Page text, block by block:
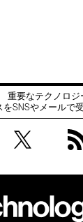
重要なテクノロ
をSNSやメールで